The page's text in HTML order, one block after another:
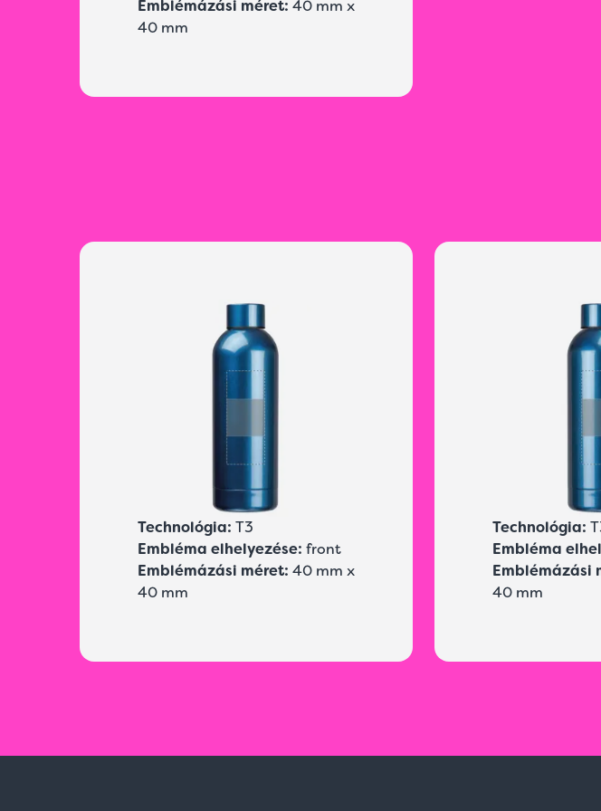
Emblémázási méret: 40 mm x
40 mm
Technológia: T3
Embléma elhelyezése: front
Emblémázási méret: 40 mm x
40 mm
Technológia:
Embléma
Emblémázási
40 mm